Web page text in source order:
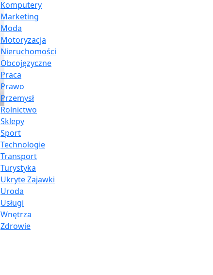
Komputery
Marketing
Moda
Motoryzacja
Nieruchomości
Obcojęzyczne
Praca
Prawo
Przemysł
Rolnictwo
Sklepy
Sport
Technologie
Transport
Turystyka
Ukryte Zajawki
Uroda
Usługi
Wnętrza
Zdrowie